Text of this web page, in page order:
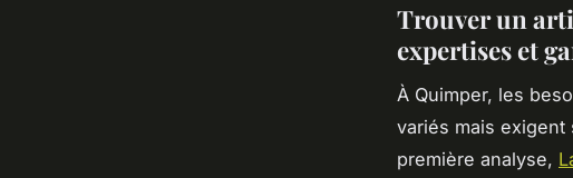
Trouver un
expertises et
À Quimper, les
variés mais
première analyse,